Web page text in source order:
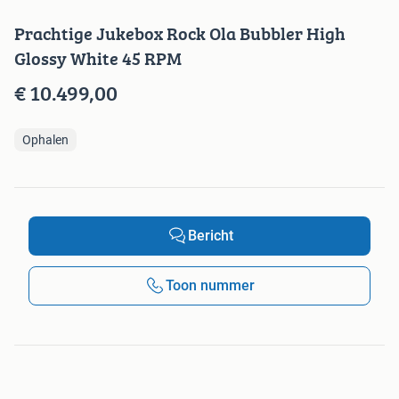
Prachtige Jukebox Rock Ola Bubbler High
Glossy White 45 RPM
€ 10.499,00
Ophalen
Bericht
Toon nummer